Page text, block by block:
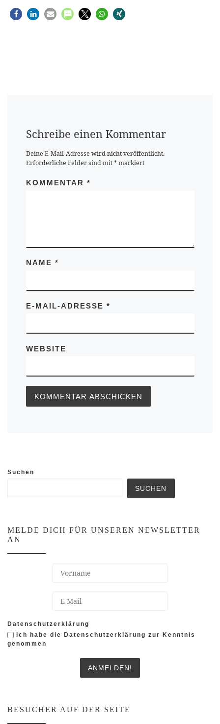
Schreibe einen Kommentar
Deine E-Mail-Adresse wird nicht veröffentlicht.
Erforderliche Felder sind mit*markiert
KOMMENTAR *
NAME *
E-MAIL-ADRESSE *
WEBSITE
Suchen
SUCHEN
MELDE DICH FÜR UNSEREN NEWSLETTER
AN
Datenschutzerklärung
Ich habe die Datenschutzerklärung zur Kenntnis
genommen
BESUCHER AUF DER SEITE